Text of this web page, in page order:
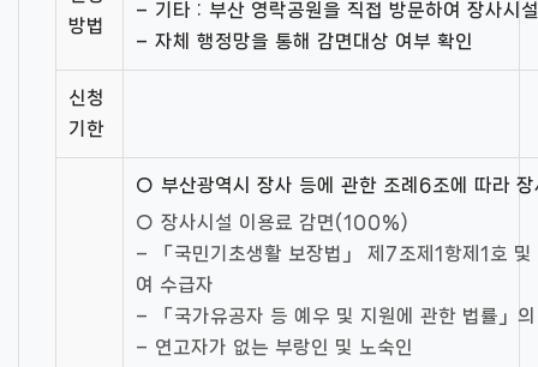
방법
– 기타 : 부산 영락공원을 직접 방문하여 장사시
– 자체 행정망을 통해 감면대상 여부 확인
신청
기한
○ 부산광역시 장사 등에 관한 조례6조에 따라 장
○ 장사시설 이용료 감면(100%)
– 「국민기초생활 보장법」 제7조제1항제1호
여 수급자
– 「국가유공자 등 예우 및 지원에 관한 법률」
– 연고자가 없는 부랑인 및 노숙인